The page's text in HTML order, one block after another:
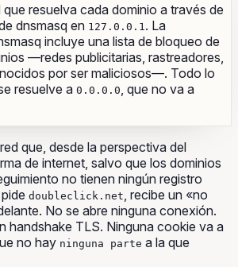
que resuelva cada dominio a través de
dnsmasq en 127.0.0.1 . La
incluye una lista de bloqueo de
—redes publicitarias, rastreadores,
por ser maliciosos—. Todo lo
resuelve a 0.0.0.0 , que no va a
que, desde la perspectiva del
de internet, salvo que los dominios
no tienen ningún registro
doubleclick.net , recibe un «no
No se abre ninguna conexión.
handshake TLS. Ninguna cookie va a
no hay ninguna parte a la que